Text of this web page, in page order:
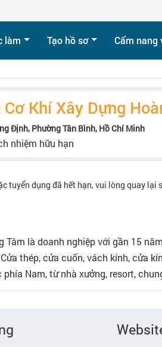
làm Tạo hồ sơ Cẩm nang
Khí Xây Dựng
Định, Phường Tân Bình, Hồ Chí Minh
nhiệm hữu hạn
tuyển dụng đã hết hạn, vui lòng quay lại
Tâm là doanh nghiệp với gần 15
thép, cửa cuốn, vách kính, cửa
Nam, từ nhà xưởng, resort,